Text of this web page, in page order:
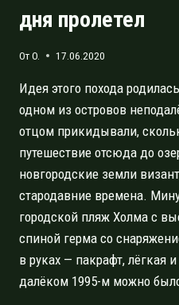
дня пролетел
ОтO. 17.06.2020
Идея этого похода
одном из островов
отцом прикидывали,
путешествие отсюда до
новгородские земли
стародавние времена.
городской пляж Холма с
спиной герма со
в руках — пакрафт, лёгкая
далёком 1995-м можно